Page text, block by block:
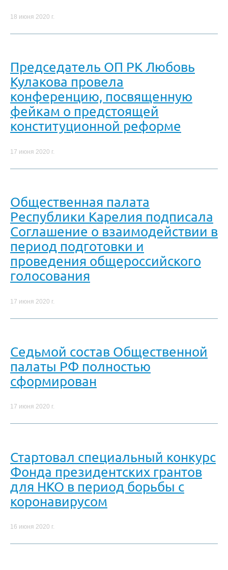
18 июня 2020 г.
Председатель ОП РК Любовь
Кулакова провела
конференцию, посвященную
фейкам о предстоящей
конституционной реформе
17 июня 2020 г.
Общественная палата
Республики Карелия подписала
Соглашение о взаимодействии в
период подготовки и
проведения общероссийского
голосования
17 июня 2020 г.
Седьмой состав Общественной
палаты РФ полностью
сформирован
17 июня 2020 г.
Стартовал специальный конкурс
Фонда президентских грантов
для НКО в период борьбы с
коронавирусом
16 июня 2020 г.